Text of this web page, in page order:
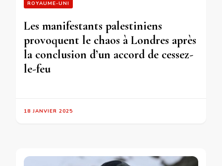
ROYAUME-UNI
Les manifestants palestiniens
provoquent le chaos à Londres après
la conclusion d’un accord de cessez-
le-feu
18 JANVIER 2025